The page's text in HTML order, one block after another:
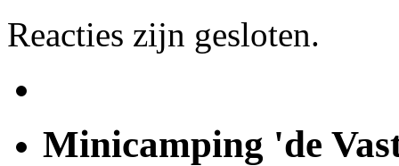
Reacties zijn gesloten.
Minicamping 'de